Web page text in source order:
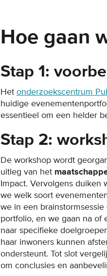
Hoe gaan
Stap 1:
Het onderzoekscentrum
huidige
essentieel om een helder
Stap 2:
De workshop wordt
uitleg van het
Impact. Vervolgens duiken
we welk soort
we in een
portfolio, en we gaan na of
naar specifieke
haar inwoners kunnen
ondersteunt. Tot slot
om conclusies en